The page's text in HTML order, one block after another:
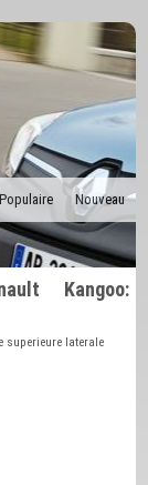
Nouveau
Populaire
Kangoo:
superieure laterale